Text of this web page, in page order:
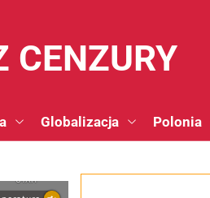
CENZURY
Globalizacja Polonia